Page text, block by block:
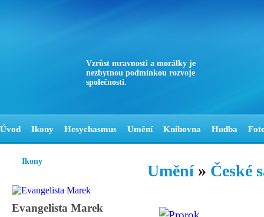
Vzrůst mravnosti a morálky je
nezbytnou podmínkou rozvoje
společnosti.
Úvod Ikony Hesychasmus Umění Knihovna Hudba
Ikony
Evangelista Marek
Umění » České